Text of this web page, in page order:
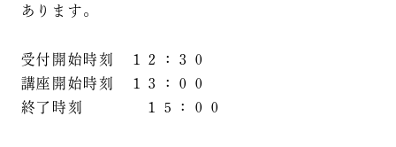
あります。
受付開始時刻 １２：３０
講座開始時刻 １３：００
終了時刻 １５：００